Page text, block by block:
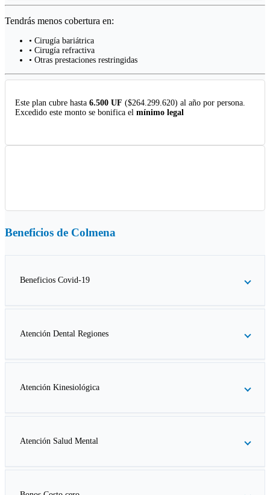
Tendrás menos cobertura en:
• Cirugía bariátrica
• Cirugía refractiva
• Otras prestaciones restringidas
Este plan cubre hasta 6.500 UF ($264.299.620) al año por persona.
Excedido este monto se bonifica el mínimo legal
Beneficios de Colmena
Beneficios Covid-19
Atención Dental Regiones
Atención Kinesiológica
Atención Salud Mental